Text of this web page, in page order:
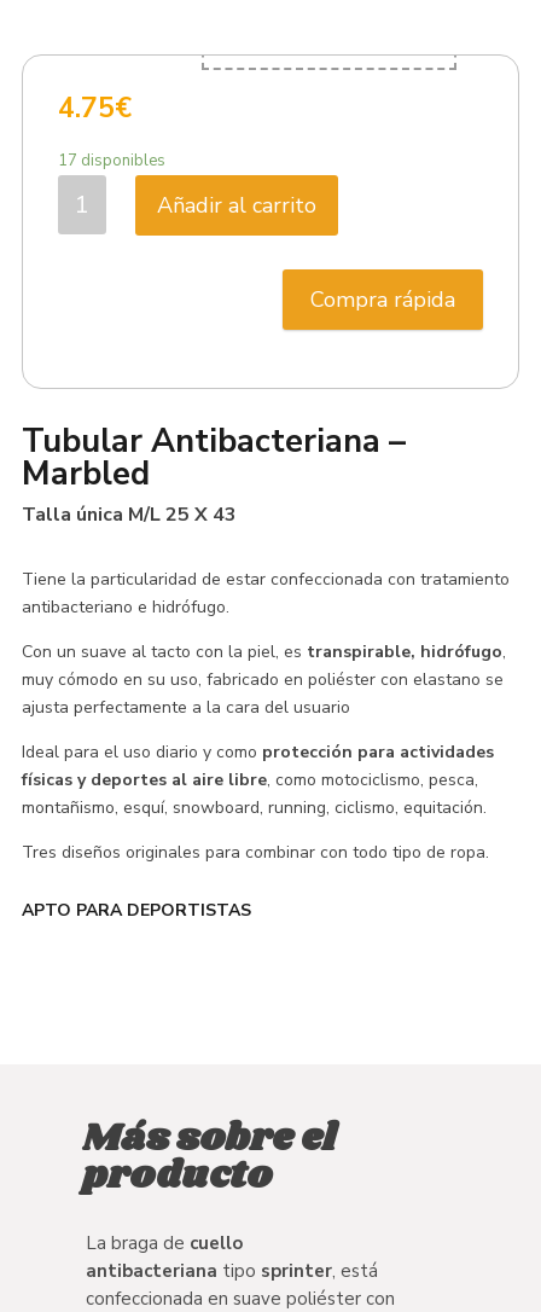
Tubular Antibacteriana –
Marbled
Talla única M/L 25 X 43
Tiene la particularidad de estar confeccionada con tratamiento
antibacteriano e hidrófugo.
Con un suave al tacto con la piel, es transpirable, hidrófugo,
muy cómodo en su uso, fabricado en poliéster con elastano se
ajusta perfectamente a la cara del usuario
Ideal para el uso diario y como protección para actividades
físicas y deportes al aire libre, como motociclismo, pesca,
montañismo, esquí, snowboard, running, ciclismo, equitación.
Tres diseños originales para combinar con todo tipo de ropa.
APTO PARA DEPORTISTAS
4.75€
17 disponibles
AntibacterianaAñadir al carrito
Compra rápida
Más sobre el
producto
La braga de cuello
antibacteriana tipo sprinter, está
confeccionada en suave poliéster con